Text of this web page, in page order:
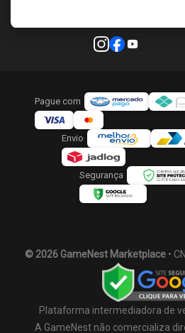
Pague com
Envio
Segurança
© 2026 GameNest Marketplace•
Plataforma intermediadora de
A GameNest não comercializa